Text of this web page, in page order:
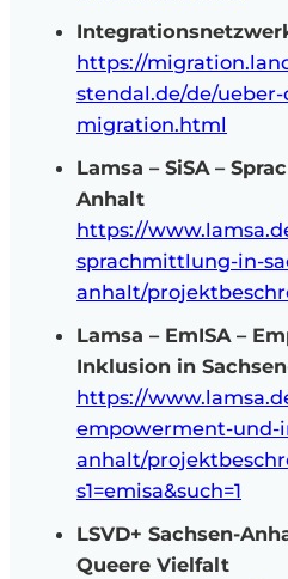
https://
stendal.de/de/
migration.html
Lamsa – SiSA –
Anhalt
https://
sprachmittlung-in-
anhalt/
Lamsa – EmISA –
Inklusion in
https://
empowerment-und-
anhalt/
s1=emisa&such=1
LSVD+ Sachsen-
Queere Vielfalt